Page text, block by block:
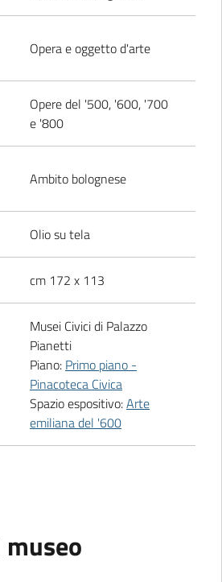
Opera e oggetto d'arte
Opere del '500, '600, '700
e '800
Ambito bolognese
Olio su tela
cm 172 x 113
Musei Civici di Palazzo
Pianetti
Piano: Primo piano -
Pinacoteca Civica
Spazio espositivo:Arte
emiliana del '600
museo